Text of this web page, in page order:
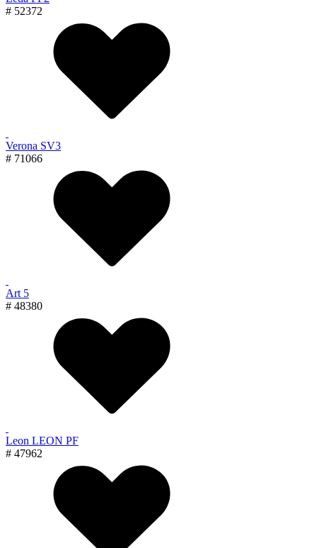
# 52372
Verona SV3
# 71066
Art 5
# 48380
Leon LEON PF
# 47962